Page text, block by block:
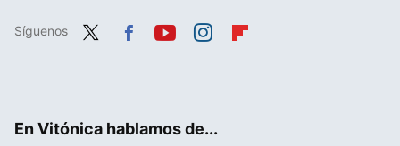
Síguenos
En Vitónica hablamos de...